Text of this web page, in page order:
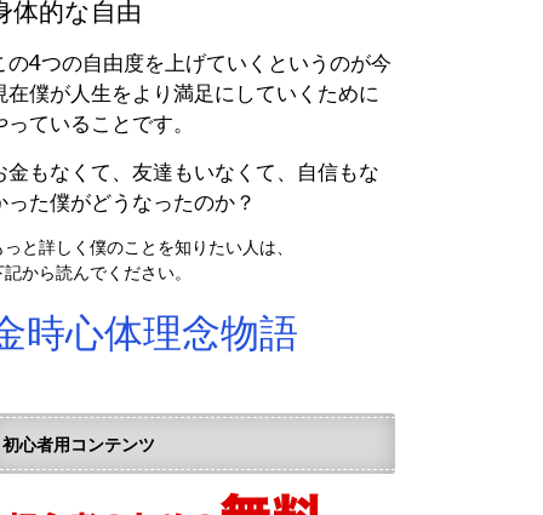
体的な自由
の4つの自由度を上げていくというのが今
在僕が人生をより満足にしていくために
っていることです。
金もなくて、友達もいなくて、自信もな
った僕がどうなったのか？
っと詳しく僕のことを知りたい人は、
記から読んでください。
時心体理念物語
初心者用コンテンツ